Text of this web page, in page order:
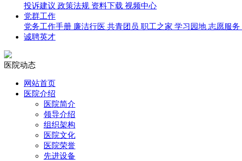
投诉建议 政策法规 资料下载 视频中心
党群工作
党务工作手册 廉洁行医 共青团员 职工之家 学习园地 志愿服务
诚聘英才
医院动态
网站首页
医院介绍
医院简介
领导介绍
组织架构
医院文化
医院荣誉
先进设备